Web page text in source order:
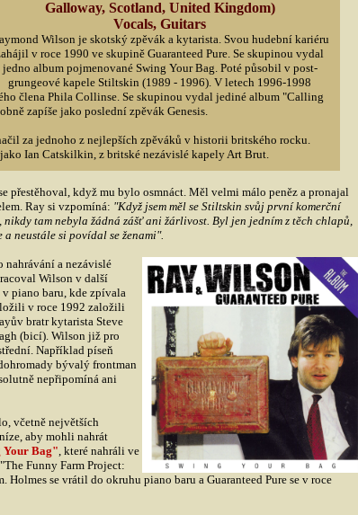
Galloway, Scotland, United Kingdom)
Vocals, Guitars
Wilson je skotský zpěvák a kytarista. Svou hudební kariéru
v roce 1990 ve skupině Guaranteed Pure. Se skupinou vydal
jedno album pojmenované Swing Your Bag. Poté působil v post-
grungeové kapele Stiltskin (1989 - 1996). V letech 1996-1998
člena Phila Collinse. Se skupinou vydal jediné album "Calling
zapíše jako poslední zpěvák Genesis.
za jednoho z nejlepších zpěváků v historii britského rocku.
Ian Catskilkin, z britské nezávislé kapely Art Brut.
přestěhoval, když mu bylo osmnáct. Měl velmi málo peněz a pronajal
Ray si vzpomíná: "Když jsem měl se Stiltskin svůj první komerční
tam nebyla žádná zášť ani žárlivost. Byl jen jedním z těch chlapů,
neustále si povídal se ženami".
nahrávání a nezávislé
Wilson v další
piano baru, kde zpívala
v roce 1992 založili
bratr kytarista Steve
(bicí). Wilson již pro
Například píseň
bývalý frontman
nepřipomíná ani
včetně největších
aby mohli nahrát
Your Bag", které nahráli ve
Funny Farm Project:
se vrátil do okruhu piano baru a Guaranteed Pure se v roce